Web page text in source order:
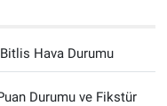
Bitlis Hava Durumu
Durumu ve Fikstür